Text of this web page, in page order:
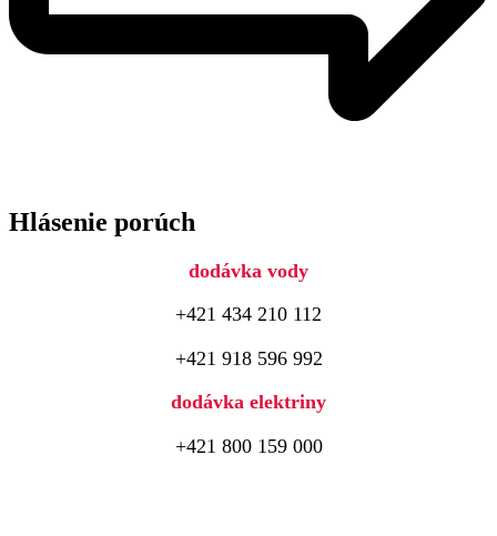
Hlásenie porúch
dodávka vody
+421 434 210 112
+421 918 596 992
dodávka elektriny
+421 800 159 000